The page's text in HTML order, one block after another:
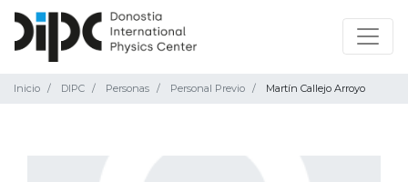
Inicio DIPC Personas Personal Previo Martín Callejo Arroyo